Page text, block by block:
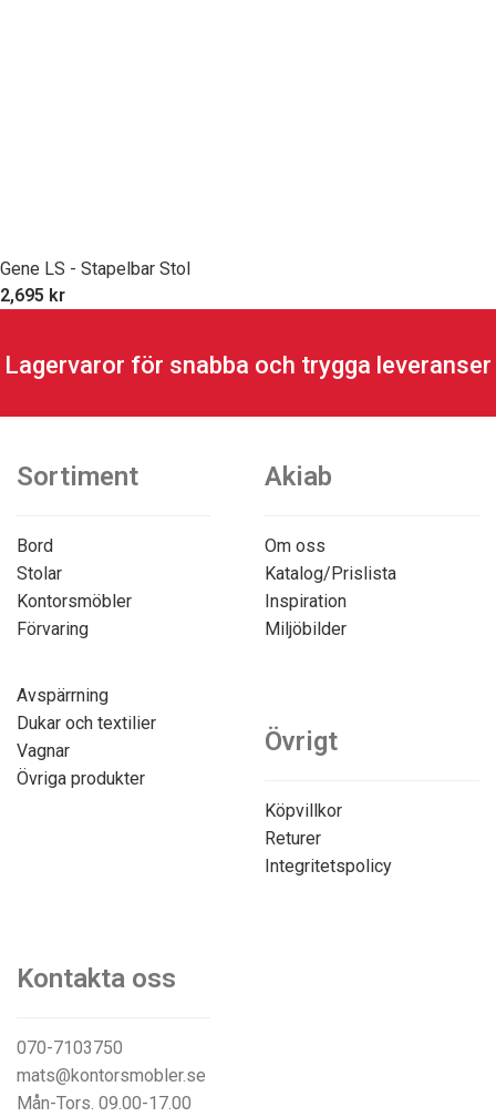
Gene LS - Stapelbar Stol
2,695 kr
Lagervaror för snabba och trygga leveranser
Sortiment
Bord
Stolar
Kontorsmöbler
Förvaring
Avspärrning
Dukar och textilier
Vagnar
Övriga produkter
Akiab
Om oss
Katalog/Prislista
Inspiration
Miljöbilder
Övrigt
Köpvillkor
Returer
Integritetspolicy
Kontakta oss
070-7103750
mats@kontorsmobler.se
Mån-Tors. 09.00-17.00